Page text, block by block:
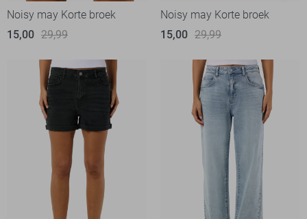
Noisy may Korte broek
15,00 29,99
Noisy may Korte broek
15,00 29,99